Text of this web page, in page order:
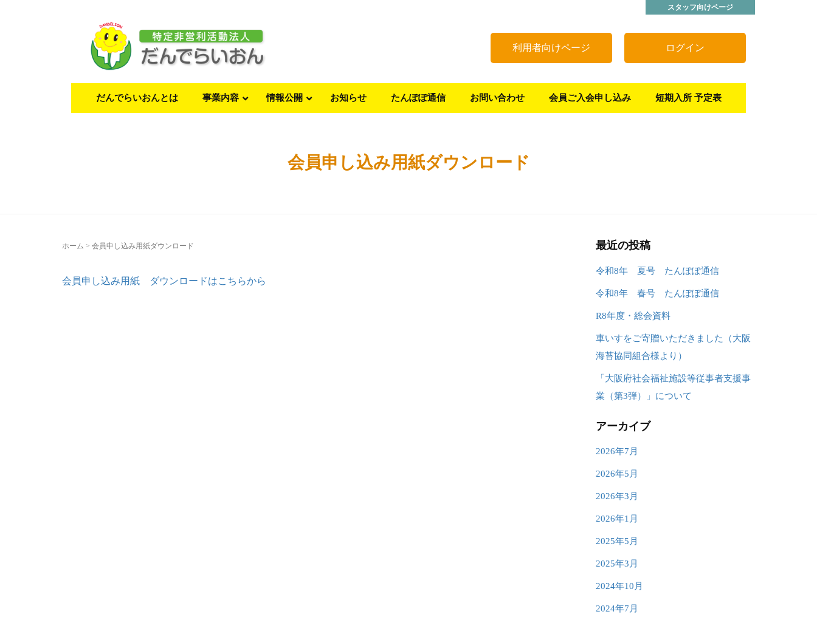
スタッフ向けページ
ログイン
利用者向けページ
だんでらいおんとは 事業内容 情報公開 お知らせ たんぽぽ通信 お問い合わせ 会員ご入会申し込み 短期入所 予定表
会員申し込み用紙ダウンロード
ホーム > 会員申し込み用紙ダウンロード
会員申し込み用紙 ダウンロードはこちらから
最近の投稿
令和8年 夏号 たんぽぽ通信
令和8年 春号 たんぽぽ通信
R8年度・総会資料
車いすをご寄贈いただきました（大阪
海苔協同組合様より）
「大阪府社会福祉施設等従事者支援事
業（第3弾）」について
アーカイブ
2026年7月
2026年5月
2026年3月
2026年1月
2025年5月
2025年3月
2024年10月
2024年7月